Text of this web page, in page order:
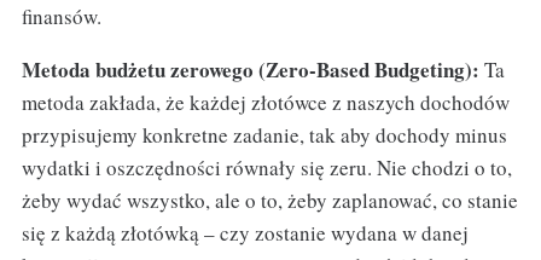
finansów.
Metoda budżetu zerowego (Zero-Based Budgeting): Ta
metoda zakłada, że każdej złotówce z naszych dochodów
przypisujemy konkretne zadanie, tak aby dochody minus
wydatki i oszczędności równały się zeru. Nie chodzi o to,
żeby wydać wszystko, ale o to, żeby zaplanować, co stanie
się z każdą złotówką – czy zostanie wydana w danej